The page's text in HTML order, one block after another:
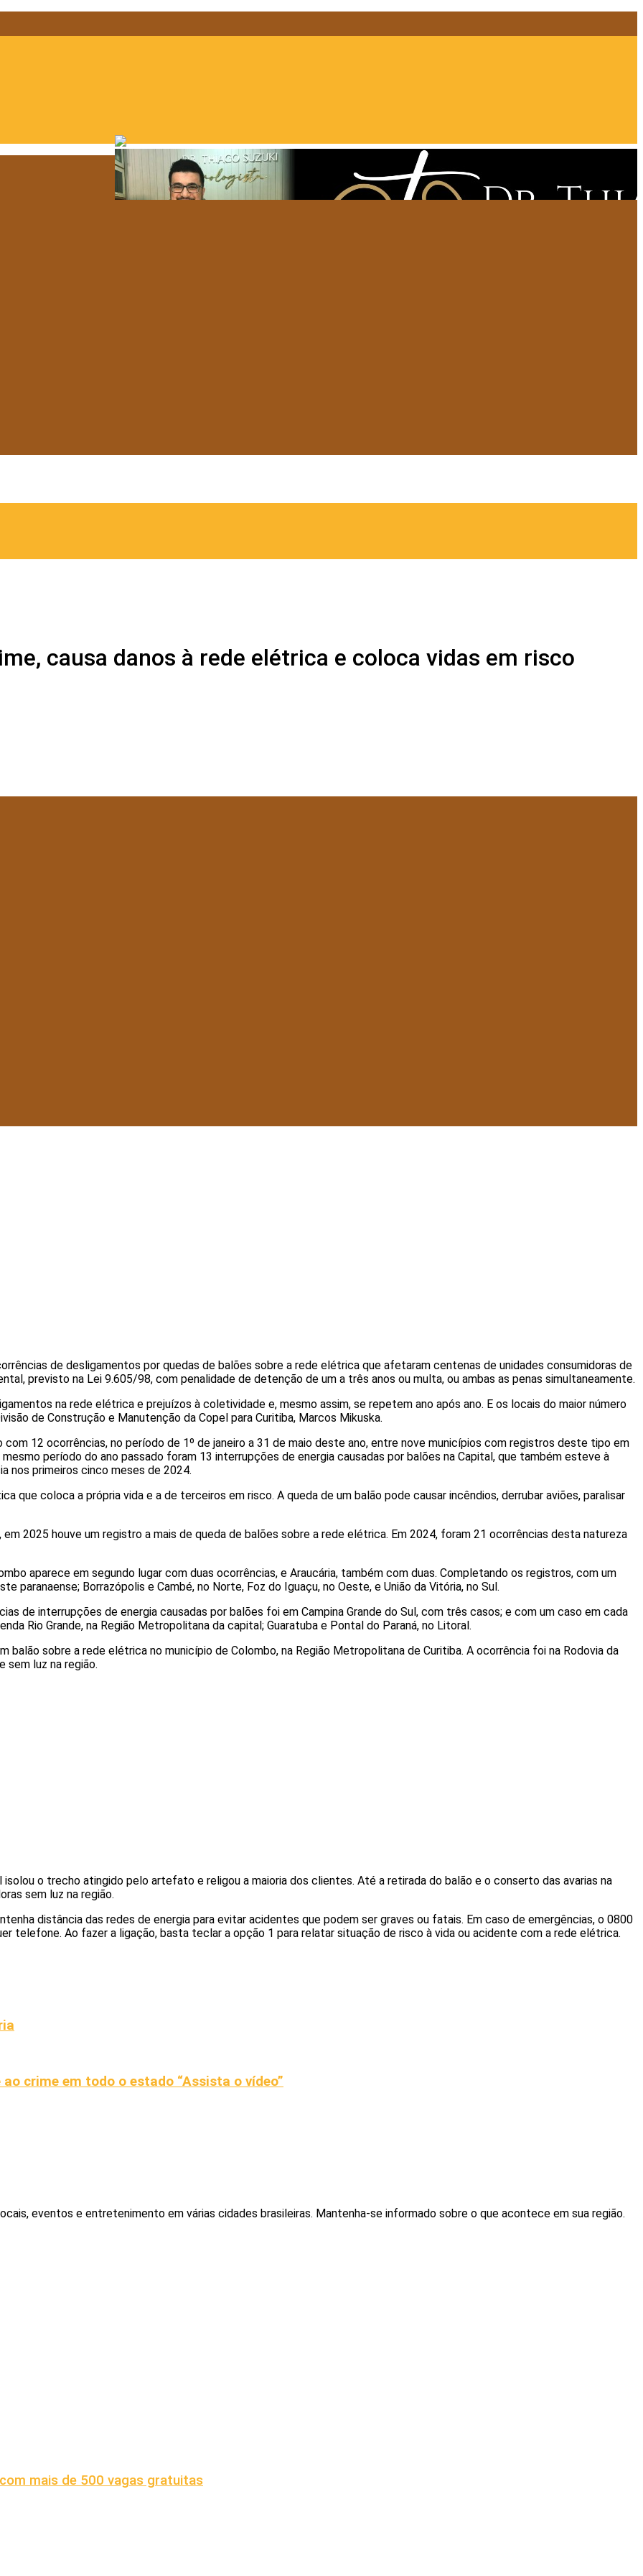
causa danos à rede elétrica e coloca vidas em risco
de desligamentos por quedas de balões sobre a rede elétrica que afetaram centenas de unidades consumidoras de
previsto na Lei 9.605/98, com penalidade de detenção de um a três anos ou multa, ou ambas as penas simultaneamente.
na rede elétrica e prejuízos à coletividade e, mesmo assim, se repetem ano após ano. E os locais do maior número
de Construção e Manutenção da Copel para Curitiba, Marcos Mikuska.
12 ocorrências, no período de 1º de janeiro a 31 de maio deste ano, entre nove municípios com registros deste tipo em
período do ano passado foram 13 interrupções de energia causadas por balões na Capital, que também esteve à
nos primeiros cinco meses de 2024.
que coloca a própria vida e a de terceiros em risco. A queda de um balão pode causar incêndios, derrubar aviões, paralisar
2025 houve um registro a mais de queda de balões sobre a rede elétrica. Em 2024, foram 21 ocorrências desta natureza
aparece em segundo lugar com duas ocorrências, e Araucária, também com duas. Completando os registros, com um
paranaense; Borrazópolis e Cambé, no Norte, Foz do Iguaçu, no Oeste, e União da Vitória, no Sul.
de interrupções de energia causadas por balões foi em Campina Grande do Sul, com três casos; e com um caso em cada
Rio Grande, na Região Metropolitana da capital; Guaratuba e Pontal do Paraná, no Litoral.
balão sobre a rede elétrica no município de Colombo, na Região Metropolitana de Curitiba. A ocorrência foi na Rodovia da
sem luz na região.
o trecho atingido pelo artefato e religou a maioria dos clientes. Até a retirada do balão e o conserto das avarias na
sem luz na região.
distância das redes de energia para evitar acidentes que podem ser graves ou fatais. Em caso de emergências, o 0800
telefone. Ao fazer a ligação, basta teclar a opção 1 para relatar situação de risco à vida ou acidente com a rede elétrica.
crime em todo o estado “Assista o vídeo”
eventos e entretenimento em várias cidades brasileiras. Mantenha-se informado sobre o que acontece em sua região.
mais de 500 vagas gratuitas